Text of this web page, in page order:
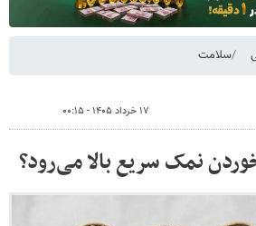
سلامت
۱۷ خرداد ۱۴۰۵ - ۰۰:۱۵
نمک سریع بالا می‌رود؟